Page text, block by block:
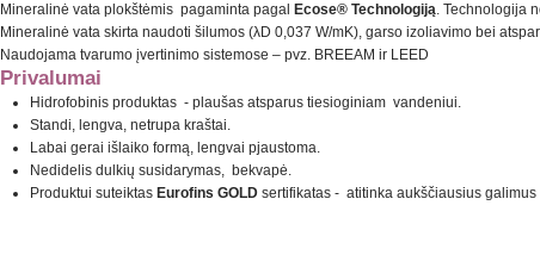
Mineralinė vata plokštėmis pagaminta pagal Ecose® Technologiją. Technologija
Mineralinė vata skirta naudoti šilumos (λD 0,037 W/mK), garso izoliavimo bei
Naudojama tvarumo įvertinimo sistemose – pvz. BREEAM ir LEED
Privalumai
Hidrofobinis produktas - plaušas atsparus tiesioginiam vandeniui.
Standi, lengva, netrupa kraštai.
Labai gerai išlaiko formą, lengvai pjaustoma.
Nedidelis dulkių susidarymas, bekvapė.
​​​​​​​Produktui suteiktas Eurofins GOLD sertifikatas - atitinka aukščiausius